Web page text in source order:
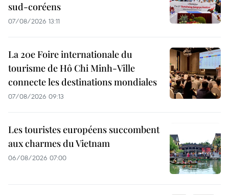
sud-coréens
07/08/2026 13:11
La 20e Foire internationale du
tourisme de Hô Chi Minh-Ville
connecte les destinations mondiales
07/08/2026 09:13
Les touristes européens succombent
aux charmes du Vietnam
06/08/2026 07:00